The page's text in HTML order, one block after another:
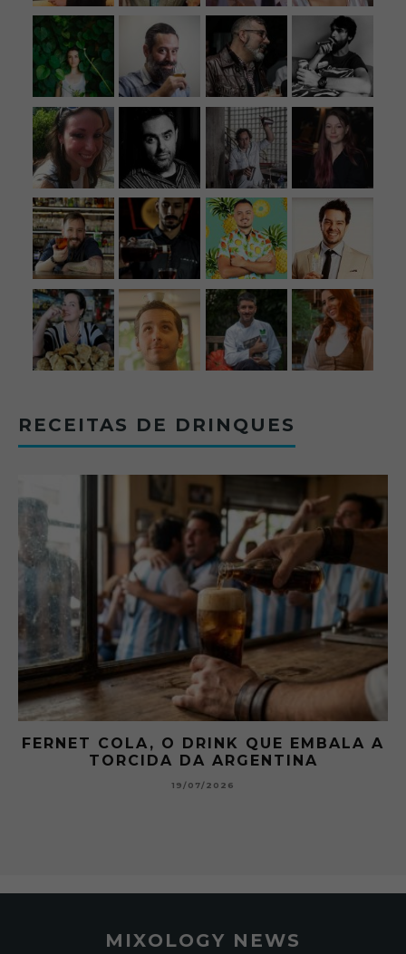
RECEITAS DE DRINQUES
FERNET COLA, O DRINK QUE EMBALA A
TORCIDA DA ARGENTINA
19/07/2026
MIXOLOGY NEWS